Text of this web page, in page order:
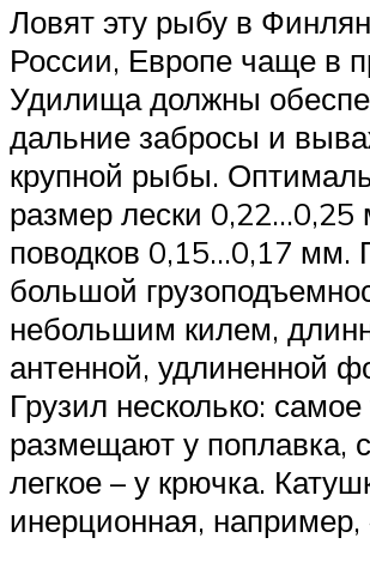
Ловят эту рыбу в
России, Европе чаще в
Удилища должны
дальние забросы и
крупной рыбы.
размер лески 0,22…0,25
поводков 0,15…0,17 мм.
большой
небольшим килем,
антенной, удлиненной
Грузил несколько:
размещают у поплавка,
легкое – у крючка.
инерционная, например,